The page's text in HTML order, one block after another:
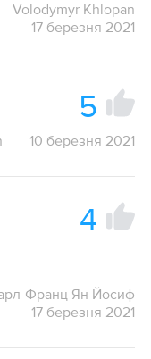
Volodymyr Khlopan
17 березня 2021
5
10 березня 2021
4
Франц Ян Йосиф
17 березня 2021